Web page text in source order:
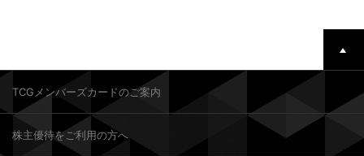
TCGメンバーズカードのご案内
株主優待をご利用の方へ